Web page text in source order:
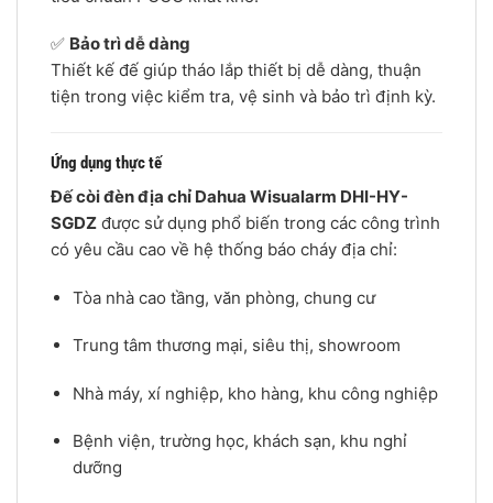
✅ Bảo trì dễ dàng
Thiết kế đế giúp tháo lắp thiết bị dễ dàng, thuận
tiện trong việc kiểm tra, vệ sinh và bảo trì định kỳ.
Ứng dụng thực tế
Đế còi đèn địa chỉ Dahua Wisualarm DHI-HY-
SGDZ được sử dụng phổ biến trong các công trình
có yêu cầu cao về hệ thống báo cháy địa chỉ:
Tòa nhà cao tầng, văn phòng, chung cư
Trung tâm thương mại, siêu thị, showroom
Nhà máy, xí nghiệp, kho hàng, khu công nghiệp
Bệnh viện, trường học, khách sạn, khu nghỉ
dưỡng